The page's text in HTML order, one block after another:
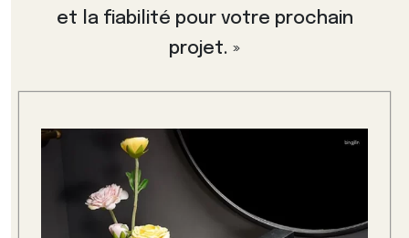
et la fiabilité pour votre prochain
projet. »